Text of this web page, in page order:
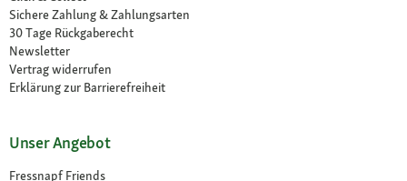
Sichere Zahlung & Zahlungsarten
30 Tage Rückgaberecht
Newsletter
Vertrag widerrufen
Erklärung zur Barrierefreiheit
Unser Angebot
Fressnapf Friends